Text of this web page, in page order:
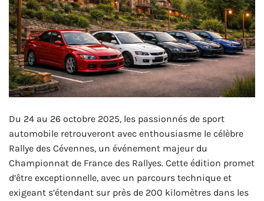
Du 24 au 26 octobre 2025, les passionnés de sport
automobile retrouveront avec enthousiasme le célèbre
Rallye des Cévennes, un événement majeur du
Championnat de France des Rallyes. Cette édition promet
d’être exceptionnelle, avec un parcours technique et
exigeant s’étendant sur près de 200 kilomètres dans les